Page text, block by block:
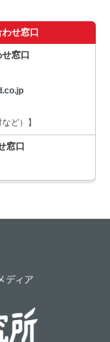
せ窓口
窓口
ど）】
窓口